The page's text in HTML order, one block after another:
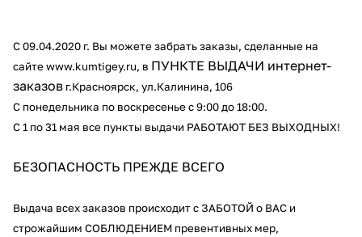
С09.04.2020 г. Вы можете забрать заказы, сделанные на
сайтеwww.kumtigey.ru, в ПУНКТЕ ВЫДАЧИ интернет-
заказов г.Красноярск, ул.Калинина, 106
С понедельника по воскресенье с 9:00 до 18:00.
С1 по 31 мая все пункты выдачи РАБОТАЮТ БЕЗ ВЫХОДНЫХ!
БЕЗОПАСНОСТЬ ПРЕЖДЕ ВСЕГО
Выдача всех заказов происходит с ЗАБОТОЙ о ВАС и
строжайшим СОБЛЮДЕНИЕМ превентивных мер,
Получайте товар
выбранный способом
75
списываться
с вашей карты